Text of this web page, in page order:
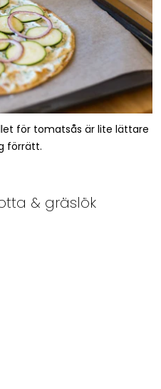
för tomatsås är lite lättare
förrätt.
& gräslök